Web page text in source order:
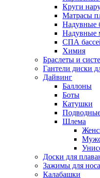
Круги
Матрасы
Надувные
Надувные
СПА
Химия
Браслеты и
Гантели диски
Дайвинг
Баллоны
Боты
Катушки
Шлема
Доски для
Зажимы для
Калабашки